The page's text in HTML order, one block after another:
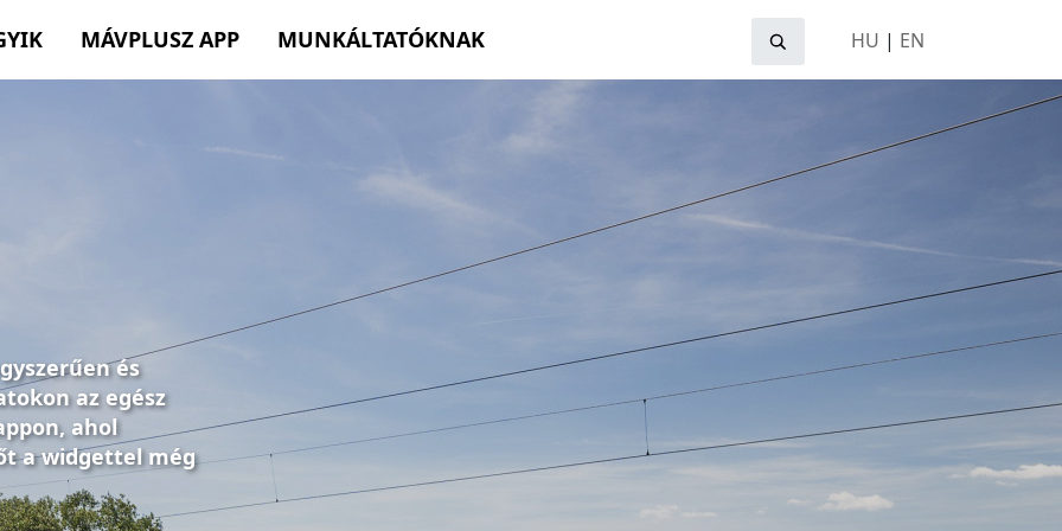
MÁVPLUSZ APP MUNKÁLTATÓKNAK HU | EN
és
az egész
ahol
a widgettel még